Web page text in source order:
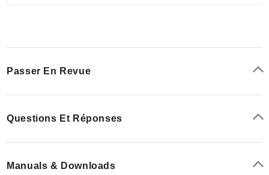
Passer En Revue
Questions Et Réponses
Manuals & Downloads